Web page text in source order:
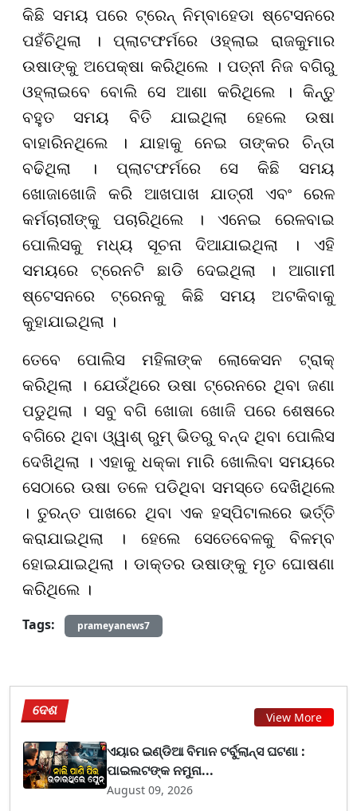
କିଛି ସମୟ ପରେ ଟ୍ରେନ୍ ନିମ୍ବାହେଡା ଷ୍ଟେସନରେ
ପହଁଚିଥିଲା । ପ୍ଲାଟଫର୍ମରେ ଓହ୍ଲାଇ ରାଜକୁମାର
ଉଷାଙ୍କୁ ଅପେକ୍ଷା କରିଥିଲେ । ପତ୍ନୀ ନିଜ ବଗିରୁ
ଓହ୍ଲାଇବେ ବୋଲି ସେ ଆଶା କରିଥିଲେ । କିନ୍ତୁ
ବହୁତ ସମୟ ବିତି ଯାଇଥିଲା ହେଲେ ଉଷା
ବାହାରିନଥିଲେ । ଯାହାକୁ ନେଇ ତାଙ୍କର ଚିନ୍ତା
ବଢିଥିଲା । ପ୍ଲାଟଫର୍ମରେ ସେ କିଛି ସମୟ
ଖୋଜାଖୋଜି କରି ଆଖପାଖ ଯାତ୍ରୀ ଏବଂ ରେଳ
କର୍ମଚାରୀଙ୍କୁ ପଚାରିଥିଲେ । ଏନେଇ ରେଳବାଇ
ପୋଲିସକୁ ମଧ୍ୟ ସୂଚନା ଦିଆଯାଇଥିଲା । ଏହି
ସମୟରେ ଟ୍ରେନଟି ଛାଡି ଦେଇଥିଲା । ଆଗାମୀ
ଷ୍ଟେସନରେ ଟ୍ରେନକୁ କିଛି ସମୟ ଅଟକିବାକୁ
କୁହାଯାଇଥିଲା ।
ତେବେ ପୋଲିସ ମହିଳାଙ୍କ ଲୋକେସନ ଟ୍ରାକ୍
କରିଥିଲା । ଯେଉଁଥିରେ ଉଷା ଟ୍ରେନରେ ଥିବା ଜଣା
ପଡୁଥିଲା । ସବୁ ବଗି ଖୋଜା ଖୋଜି ପରେ ଶେଷରେ
ବଗିରେ ଥିବା ଓ୍ୱାଶ୍ ରୁମ୍ ଭିତରୁ ବନ୍ଦ ଥିବା ପୋଲିସ
ଦେଖିଥିଲା । ଏହାକୁ ଧକ୍କା ମାରି ଖୋଲିବା ସମୟରେ
ସେଠାରେ ଉଷା ତଳେ ପଡିଥିବା ସମସ୍ତେ ଦେଖିଥିଲେ
। ତୁରନ୍ତ ପାଖରେ ଥିବା ଏକ ହସ୍ପିଟାଲରେ ଭର୍ତ୍ତି
କରାଯାଇଥିଲା । ହେଲେ ସେତେବେଳକୁ ବିଳମ୍ବ
ହୋଇଯାଇଥିଲା । ଡାକ୍ତର ଉଷାଙ୍କୁ ମୃତ ଘୋଷଣା
କରିଥିଲେ ।
Tags:
prameyanews7
ଦେଶ View More
ଏୟାର ଇଣ୍ଡିଆ ବିମାନ ଟର୍ବୁଲାନ୍ସ ଘଟଣା :
ପାଇଲଟଙ୍କ ନମୁନା...
August 09, 2026